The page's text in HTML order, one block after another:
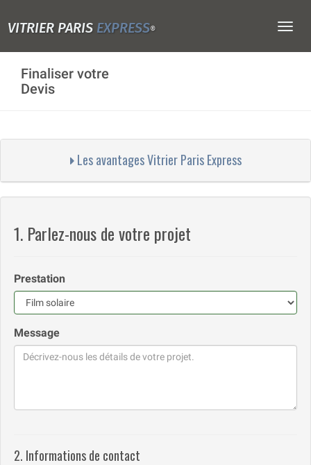
VITRIER PARIS EXPRESS®
Finaliser votre
Devis
Les avantages Vitrier Paris Express
1. Parlez-nous de votre projet
Prestation
Message
2. Informations de contact